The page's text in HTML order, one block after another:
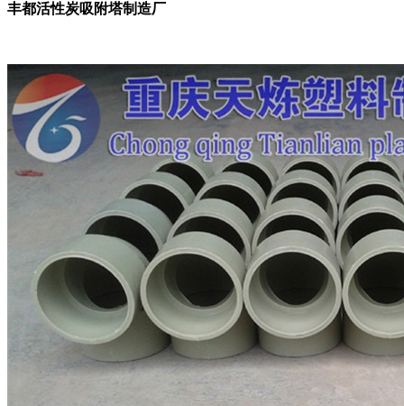
丰都活性炭吸附塔制造厂